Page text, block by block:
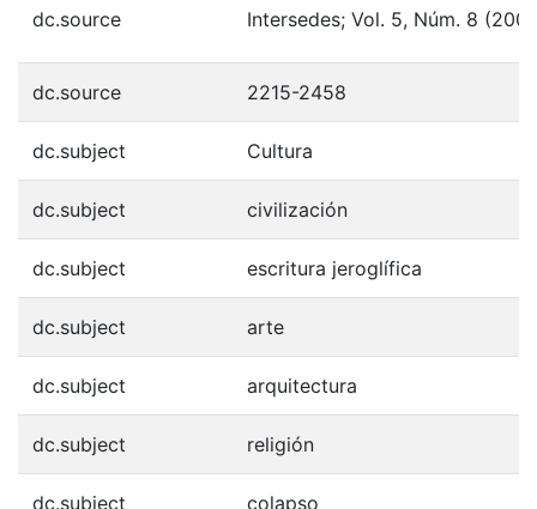
dc.source Intersedes; Vol. 5, Núm. 8
dc.source 2215-2458
dc.subject Cultura
dc.subject civilización
dc.subject escritura jeroglífica
dc.subject arte
dc.subject arquitectura
dc.subject religión
dc.subject colapso